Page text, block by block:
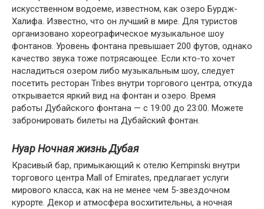
искусственном водоеме, известном, как озеро Бурдж-
Халифа. Известно, что он лучший в мире. Для туристов
организовано хореографическое музыкальное шоу
фонтанов. Уровень фонтана превышает 200 футов, однако
качество звука тоже потрясающее. Если кто-то хочет
насладиться озером либо музыкальным шоу, следует
посетить ресторан Tribes внутри торгового центра, откуда
открывается яркий вид на фонтан и озеро. Время
работы Дубайского фонтана — с 19:00 до 23:00. Можете
забронировать билеты на Дубайский фонтан.
Нуар Ночная жизнь Дубая
Красивый бар, примыкающий к отелю Kempinski внутри
торгового центра Mall of Emirates, предлагает услуги
мирового класса, как на не менее чем 5-звездочном
курорте. Декор и атмосфера восхитительны, а ночная